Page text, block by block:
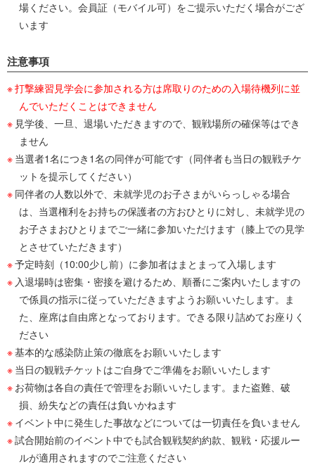
場ください。会員証（モバイル可）をご提示いただく場合がござ
います
注意事項
打撃練習見学会に参加される方は席取りのための入場待機列に並
んでいただくことはできません
見学後、一旦、退場いただきますので、観戦場所の確保等はでき
ません
当選者1名につき1名の同伴が可能です（同伴者も当日の観戦チケ
ットを提示してください）
同伴者の人数以外で、未就学児のお子さまがいらっしゃる場合
は、当選権利をお持ちの保護者の方おひとりに対し、未就学児の
お子さまおひとりまでご一緒に参加いただけます（膝上での見学
とさせていただきます）
予定時刻（10:00少し前）に参加者はまとまって入場します
入退場時は密集・密接を避けるため、順番にご案内いたしますの
で係員の指示に従っていただきますようお願いいたします。ま
た、座席は自由席となっております。できる限り詰めてお座りく
ださい
基本的な感染防止策の徹底をお願いいたします
当日の観戦チケットはご自身でご準備をお願いいたします
お荷物は各自の責任で管理をお願いいたします。また盗難、破
損、紛失などの責任は負いかねます
イベント中に発生した事故などについては一切責任を負いません
試合開始前のイベント中でも試合観戦契約約款、観戦・応援ルー
ルが適用されますのでご注意ください